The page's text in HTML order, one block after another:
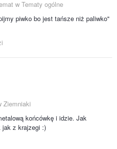
w Tematy ogólne
piwko bo jest tańsze niż paliwko"
Ziemniaki
końcówkę i idzie. Jak
jak z krajzegi :)